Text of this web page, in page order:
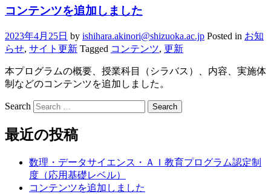
コンテンツを追加しました
2023年4月25日 by ishihara.akinori@shizuoka.ac.jp Posted in お知
らせ, サイト更新 Tagged コンテンツ, 更新
本プログラムの概要、授業科目（シラバス）、内容、実施体
制などのコンテンツを追加しました。
Search
最近の投稿
数理・データサイエンス・ＡＩ教育プログラム認定制
度（応用基礎レベル）
コンテンツを追加しました